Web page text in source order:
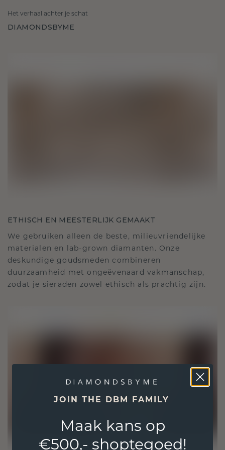
Het verhaal achter je schat
DIAMONDSBYME
ETHISCH EN MEESTERLIJK GEMAAKT
We gebruiken alleen de beste, milieuvriendelijke
materialen en lab-grown diamanten. Onze
deskundige goudsmeden combineren
duurzaamheid met ongeëvenaard vakmanschap,
zodat je sieraden zowel ethisch als prachtig zijn.
JOIN THE DBM FAMILY
Maak kans op
€500,- shoptegoed!